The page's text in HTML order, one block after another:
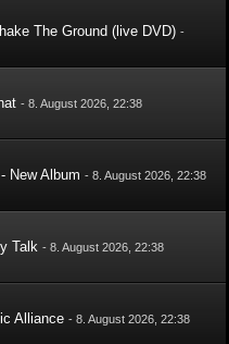
The Ground (live DVD) -
-8. August 2026, 22:38
New Album -8. August 2026, 22:38
Talk -8. August 2026, 22:38
Alliance -8. August 2026, 22:38